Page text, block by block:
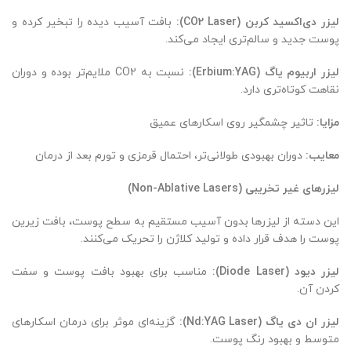
لیزر دی‌اکسید کربن (CO2 Laser):
بافت آسیب دیده را تبخیر کرده و
پوست جدید و سالم‌تری ایجاد می‌کند.
لیزر اربیوم یاگ (Erbium:YAG):
نسبت به CO2 ملایم‌تر بوده و دوران
نقاهت کوتاه‌تری دارد.
مزایا: تاثیر چشمگیر روی اسکارهای عمیق
معایب: دوران بهبودی طولانی‌تر، احتمال قرمزی و تورم بعد از درمان
لیزرهای غیر تخریبی (Non-Ablative Lasers)
این دسته از لیزرها بدون آسیب مستقیم به سطح پوست، بافت زیرین
پوست را هدف قرار داده و تولید کلاژن را تحریک می‌کنند.
لیزر دیود (Diode Laser):
مناسب برای بهبود بافت پوست و سفت
کردن آن.
لیزر ان دی یاگ (Nd:YAG Laser):
گزینه‌ای موثر برای درمان اسکارهای
متوسط و بهبود رنگ پوست.